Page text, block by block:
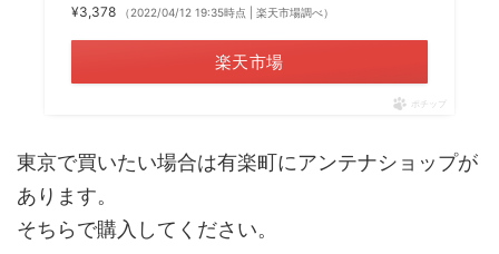
¥3,378
（2022/04/12 19:35時点 | 楽天市場調べ）
楽天市場
ポチップ
東京で買いたい場合は有楽町にアンテナショップが
あります。
そちらで購入してください。